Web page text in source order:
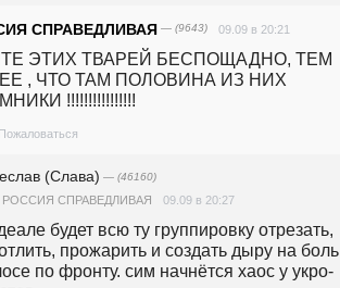
СПРАВЕДЛИВАЯ — (9643) 09.09 в 20:21
ЭТИХ ТВАРЕЙ БЕСПОЩАДНО, ТЕМ
, ЧТО ТАМ ПОЛОВИНА ИЗ НИХ
!!!!!!!!!!!!!!!!
Пожаловаться
(Слава) — (46160)
РОССИЯ СПРАВЕДЛИВАЯ 09.09 в 20:27
будет всю ту группировку отрезать,
прожарить и создать дыру на
по фронту. сим начнётся хаос у укро-